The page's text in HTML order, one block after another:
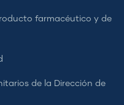
farmacéutico y de
de la Dirección de